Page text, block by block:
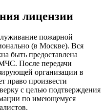
лицензии
пожарной
(в Москве). Вся
быть предоставлена
После передачи
организации в
право произвести
с целью подтверждения
по имеющемуся